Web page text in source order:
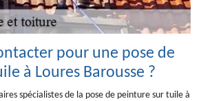
pour une pose de
à Loures Barousse ?
spécialistes de la pose de peinture sur tuile à